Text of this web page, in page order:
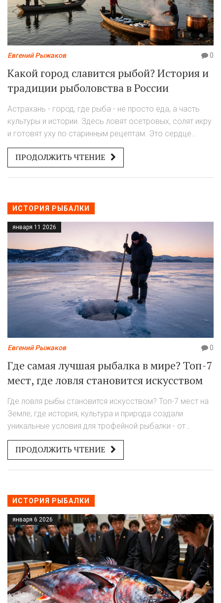
Евгений Рыжаков 0
Какой город славится рыбой? История и
традиции рыболовства в России
Астрахань - город, где рыба - не просто еда, а часть
культуры и истории. Здесь ловят осетровых, солят икру
и готовят уху по старинным рецептам. Это сердце
российского рыболовства.
ПРОДОЛЖИТЬ ЧТЕНИЕ
ИСТОРИЯ РЫБАЛКИ
января 11 2026
Евгений Рыжаков 0
Где самая лучшая рыбалка в мире? Топ-7
мест, где ловля становится искусством
Где ловля рыбы становится искусством? Топ-7 мест на
Земле, где история, культура и природа создали
уникальные условия для трофейной рыбалки - от
Байкала до Арктики.
ПРОДОЛЖИТЬ ЧТЕНИЕ
ИСТОРИЯ РЫБАЛКИ
января 6 2026